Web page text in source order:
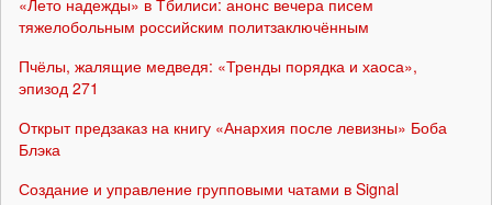
«Лето надежды» в Тбилиси: анонс вечера писем
тяжелобольным российским политзаключённым
Пчёлы, жалящие медведя: «Тренды порядка и хаоса»,
эпизод 271
Открыт предзаказ на книгу «Анархия после левизны» Боба
Блэка
Создание и управление групповыми чатами в Signal